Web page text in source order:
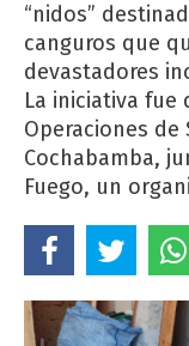
“nidos”
canguros que
devastadores
La iniciativa fue
Operaciones de
Cochabamba,
Fuego, un